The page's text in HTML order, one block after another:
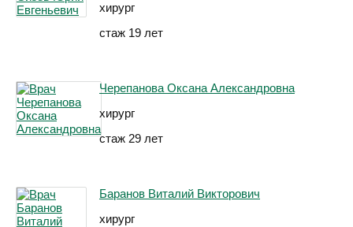
хирург
стаж 19 лет
Черепанова Оксана Александровна
хирург
стаж 29 лет
Баранов Виталий Викторович
хирург